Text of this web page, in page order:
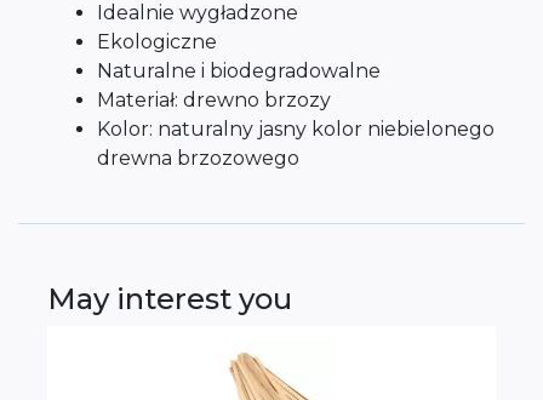
Idealnie wygładzone
Ekologiczne
Naturalne i biodegradowalne
Materiał: drewno brzozy
Kolor: naturalny jasny kolor niebielonego
drewna brzozowego
May interest you